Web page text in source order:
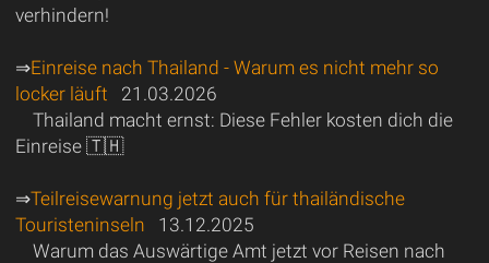
verhindern!
⇒Einreise nach Thailand - Warum es nicht mehr so
locker läuft 21.03.2026
Thailand macht ernst: Diese Fehler kosten dich die
Einreise 🇹🇭
⇒Teilreisewarnung jetzt auch für thailändische
Touristeninseln 13.12.2025
Warum das Auswärtige Amt jetzt vor Reisen nach